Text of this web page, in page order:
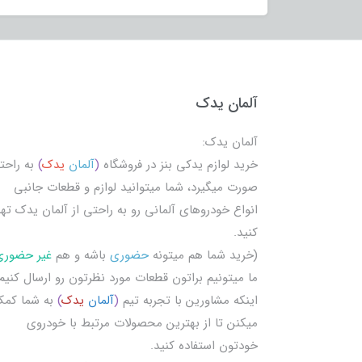
آلمان یدک
آلمان یدک:
خرید لوازم یدکی بنز در فروشگاه (آلمان یدک) به
صورت میگیرد، شما میتوانید لوازم و قطعات جانبی
انواع خودروهای آلمانی رو به راحتی از آلمان یدک
کنید.
(خرید شما هم میتونهحضوری باشه و همغیر
ما میتونیم براتون قطعات مورد نظرتون رو ارسال
اینکه مشاورین با تجربه تیم (آلمان یدک) به شما
میکنن تا از بهترین محصولات مرتبط با خودروی
خودتون استفاده کنید.